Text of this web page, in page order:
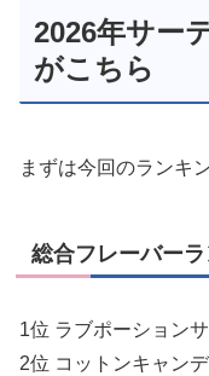
2026年サー
がこちら
まずは今回のランキ
総合フレーバー
1位 ラブポーション
2位 コットンキャン